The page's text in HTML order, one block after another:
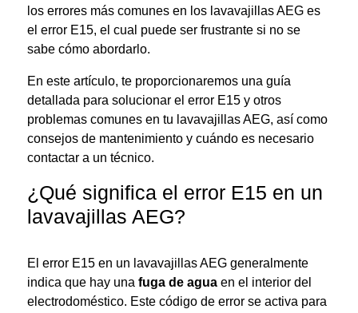
los errores más comunes en los lavavajillas AEG es
el error E15, el cual puede ser frustrante si no se
sabe cómo abordarlo.
En este artículo, te proporcionaremos una guía
detallada para solucionar el error E15 y otros
problemas comunes en tu lavavajillas AEG, así como
consejos de mantenimiento y cuándo es necesario
contactar a un técnico.
¿Qué significa el error E15 en un
lavavajillas AEG?
El error E15 en un lavavajillas AEG generalmente
indica que hay una fuga de aguaen el interior del
electrodoméstico. Este código de error se activa para